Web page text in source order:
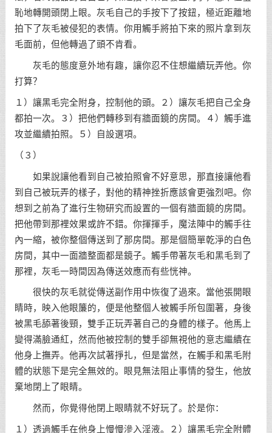
恥地轉開頭閉上眼。灰毛自己的手按下了按鈕，極近距離地
拍下了灰毛被侵犯的表情。你用觸手將拍下來的照片拿到灰
毛面前，但他轉過了頭不肯看。
灰毛的態度意外地有趣，讓你忍不住想繼續玩弄他。你
打算？
１）讓黑毛完全附身，控制他的頭。２）讓灰毛把自己全身
都拍一次。３）把他們轉移到有牆面鏡的房間。４）觸手進
攻並繼續拍照。５）自設選項。
（３）
如果說讓他看到自己被拍照會不好意思，那直接讓他看
到自己被玩弄的樣子，對他的精神挫折應該會更強烈吧。你
想到之前為了進行生物研究而設置的一個有牆面鏡的房間。
把他帶到那裡效果或許不錯。你揮揮手，魔法陣中的觸手往
內一縮，被你整個傳送到了那房間。那是個簡單乾淨的白色
房間，其中一面牆整面都是鏡子。觸手帶著灰毛和黑毛到了
那裡，灰毛一時間因為傳送效應而有些恍神。
很快的灰毛就從傳送副作用中恢復了過來。當他張開眼
睛時，映入他眼簾的，便是他整個人被觸手所包圍著，身後
被黑毛舔著後頸，雙手正玩弄著自己的身體的樣子。他馬上
變得滿臉通紅，然而他被控制的雙手卻無視他的意志繼續在
他身上撫弄。他再次試著掙扎，但是當然，在觸手和黑毛附
體的狀態下是完全無效的。眼見無法阻止事情的發生，他放
棄地閉上了眼睛。
然而，你覺得他閉上眼睛就不好玩了。於是你：
１）透過觸手在他身上慢慢滲入淫液。２）讓黑毛完全附體